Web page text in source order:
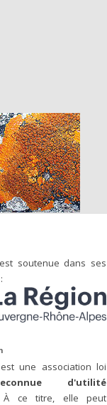
est soutenue dans ses
est une association loi
d'utilité
ce titre, elle peut